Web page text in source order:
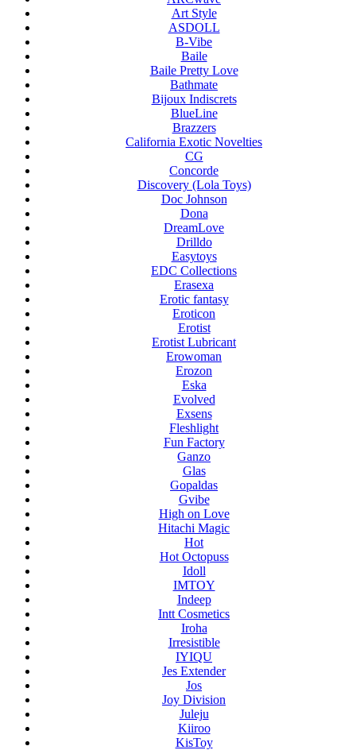
Art Style
ASDOLL
B-Vibe
Baile
Baile Pretty Love
Bathmate
Bijoux Indiscrets
BlueLine
Brazzers
California Exotic Novelties
CG
Concorde
Discovery (Lola Toys)
Doc Johnson
Dona
DreamLove
Drilldo
Easytoys
EDC Collections
Erasexa
Erotic fantasy
Eroticon
Erotist
Erotist Lubricant
Erowoman
Erozon
Eska
Evolved
Exsens
Fleshlight
Fun Factory
Ganzo
Glas
Gopaldas
Gvibe
High on Love
Hitachi Magic
Hot
Hot Octopuss
Idoll
IMTOY
Indeep
Intt Cosmetics
Iroha
Irresistible
IYIQU
Jes Extender
Jos
Joy Division
Juleju
Kiiroo
KisToy